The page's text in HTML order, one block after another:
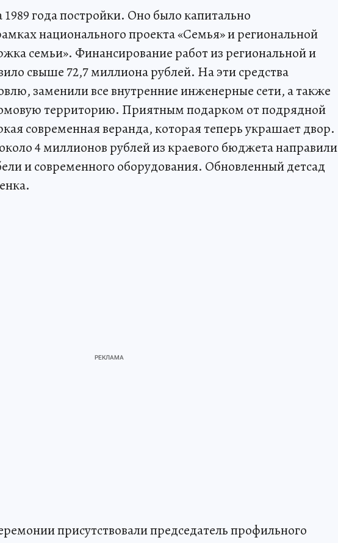
1989 года постройки. Оно было капитально
национального проекта «Семья» и региональной
семьи». Финансирование работ из региональной и
свыше 72,7 миллиона рублей. На эти средства
заменили все внутренние инженерные сети, а также
территорию. Приятным подарком от подрядной
современная веранда, которая теперь украшает двор.
4 миллионов рублей из краевого бюджета направили
и современного оборудования. Обновленный детсад
присутствовали председатель профильного